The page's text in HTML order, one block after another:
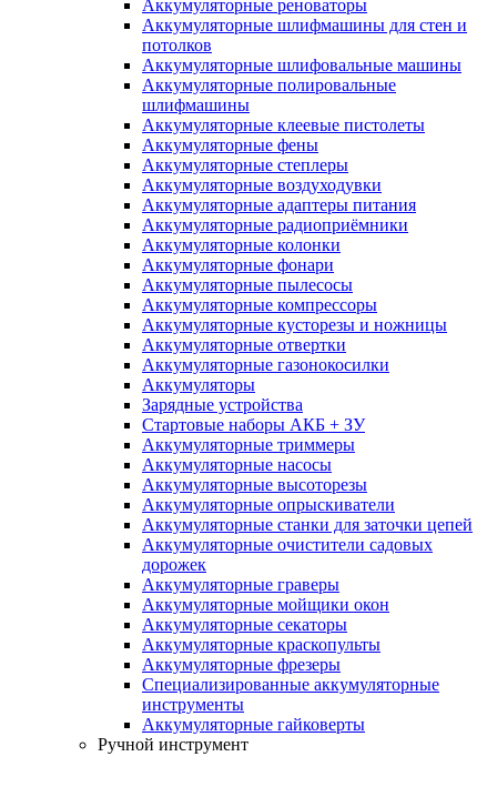
Аккумуляторные реноваторы
Аккумуляторные шлифмашины для стен и
потолков
Аккумуляторные шлифовальные машины
Аккумуляторные полировальные
шлифмашины
Аккумуляторные клеевые пистолеты
Аккумуляторные фены
Аккумуляторные степлеры
Аккумуляторные воздуходувки
Аккумуляторные адаптеры питания
Аккумуляторные радиоприёмники
Аккумуляторные колонки
Аккумуляторные фонари
Аккумуляторные пылесосы
Аккумуляторные компрессоры
Аккумуляторные кусторезы и ножницы
Аккумуляторные отвертки
Аккумуляторные газонокосилки
Аккумуляторы
Зарядные устройства
Стартовые наборы АКБ + ЗУ
Аккумуляторные триммеры
Аккумуляторные насосы
Аккумуляторные высоторезы
Аккумуляторные опрыскиватели
Аккумуляторные станки для заточки цепей
Аккумуляторные очистители садовых
дорожек
Аккумуляторные граверы
Аккумуляторные мойщики окон
Аккумуляторные секаторы
Аккумуляторные краскопульты
Аккумуляторные фрезеры
Специализированные аккумуляторные
инструменты
Аккумуляторные гайковерты
Ручной инструмент